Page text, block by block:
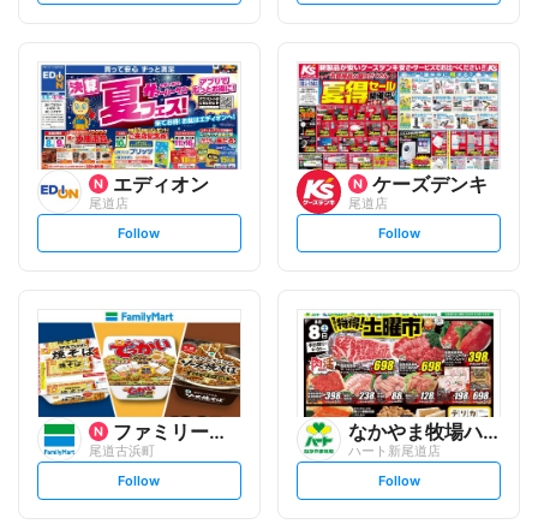
t
l
o
w
t
l
o
w
エディオン
尾道店
s
t
l
o
w
Follow
ケーズデンキ
尾道店
s
t
l
o
w
Follow
ファミリーマート
尾道古浜町
s
t
Follow
なかやま牧場ハート
ハート新尾道店
s
t
Follow